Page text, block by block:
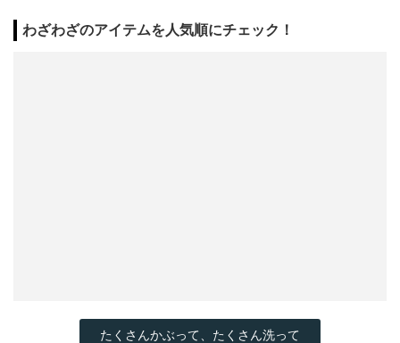
わざわざのアイテムを人気順にチェック！
たくさんかぶって、たくさん洗って